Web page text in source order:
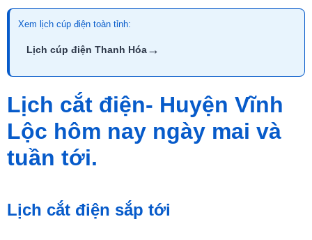
Xem lịch cúp điện toàn tỉnh:
Lịch cúp điện Thanh Hóa→
Lịch cắt điện- Huyện Vĩnh
Lộc hôm nay ngày mai và
tuần tới.
Lịch cắt điện sắp tới